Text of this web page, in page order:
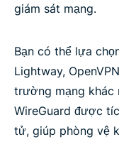
giám sát mạng.
Bạn có thể lựa
Lightway,
trường mạng khác
WireGuard được
tử, giúp phòng vệ